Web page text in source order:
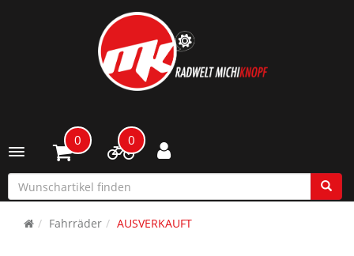
Toggle navigation
0 0
Fahrräder AUSVERKAUFT